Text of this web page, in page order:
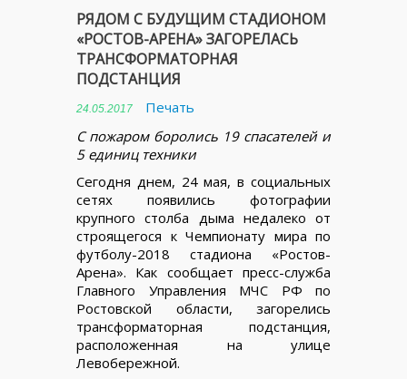
РЯДОМ С БУДУЩИМ СТАДИОНОМ
«РОСТОВ-АРЕНА» ЗАГОРЕЛАСЬ
ТРАНСФОРМАТОРНАЯ
ПОДСТАНЦИЯ
24.05.2017
Печать
С пожаром боролись 19 спасателей и
5 единиц техники
Сегодня днем, 24 мая, в социальных
сетях появились фотографии
крупного столба дыма недалеко от
строящегося к Чемпионату мира по
футболу-2018 стадиона «Ростов-
Арена». Как сообщает пресс-служба
Главного Управления МЧС РФ по
Ростовской области, загорелись
трансформаторная подстанция,
расположенная на улице
Левобережной.